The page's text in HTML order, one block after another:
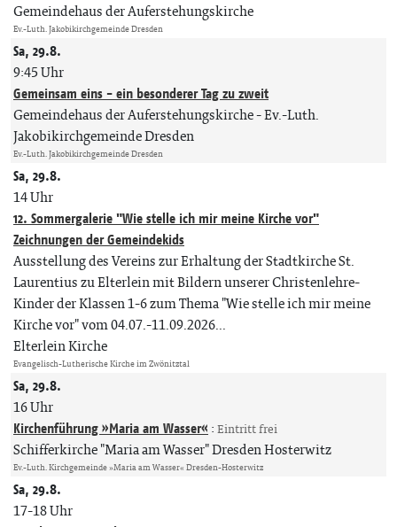
Gemeindehaus der Auferstehungskirche
Ev.-Luth. Jakobikirchgemeinde Dresden
Sa, 29.8.
9:45 Uhr
Gemeinsam eins - ein besonderer Tag zu zweit
Gemeindehaus der Auferstehungskirche Ev.-Luth.
Jakobikirchgemeinde Dresden
Ev.-Luth. Jakobikirchgemeinde Dresden
Sa, 29.8.
14 Uhr
12. Sommergalerie "Wie stelle ich mir meine Kirche vor"
Zeichnungen der Gemeindekids
Ausstellung des Vereins zur Erhaltung der Stadtkirche St.
Laurentius zu Elterlein mit Bildern unserer Christenlehre-
Kinder der Klassen 1-6 zum Thema "Wie stelle ich mir meine
Kirche vor" vom 04.07.-11.09.2026...
Elterlein Kirche
Evangelisch-Lutherische Kirche im Zwönitztal
Sa, 29.8.
16 Uhr
Kirchenführung »Maria am Wasser« : Eintritt frei
Schifferkirche "Maria am Wasser" Dresden Hosterwitz
Ev.-Luth. Kirchgemeinde »Maria am Wasser« Dresden-Hosterwitz
Sa, 29.8.
17-18 Uhr